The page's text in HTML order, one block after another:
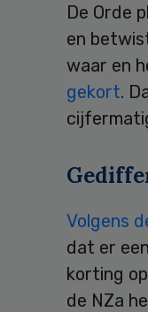
De Orde
en
waar en
gekort.
Volgens
dat er
korting
de NZa